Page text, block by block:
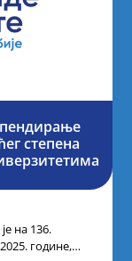
степена
на 136.
године,